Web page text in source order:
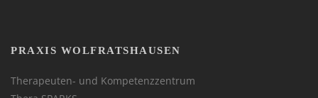
PRAXIS WOLFRATSHAUSEN
Therapeuten- und Kompetenzzentrum